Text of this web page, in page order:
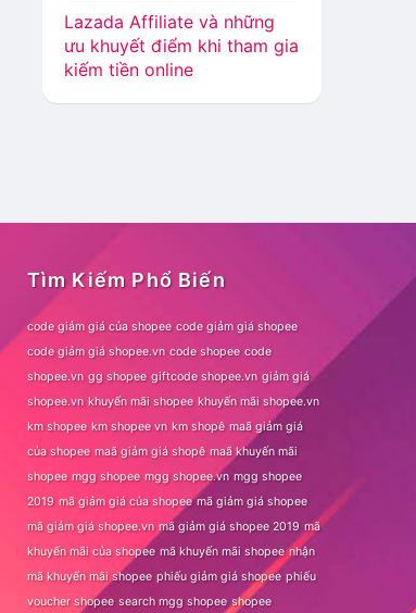
Lazada Affiliate và những
ưu khuyết điểm khi tham gia
kiếm tiền online
Tìm Kiếm Phổ Biến
code giảm giá của shopee code giảm giá shopee
code giảm giá shopee.vn code shopee code
shopee.vn gg shopee giftcode shopee.vn giảm giá
shopee.vn khuyến mãi shopee khuyến mãi shopee.vn
km shopee km shopee vn km shopê maã giảm giá
của shopee maã giảm giá shopê maã khuyến mãi
shopee mgg shopee mgg shopee.vn mgg shopee
2019 mã giảm giá của shopee mã giảm giá shopee
mã giảm giá shopee.vn mã giảm giá shopee 2019 mã
khuyến mãi của shopee mã khuyến mãi shopee nhận
mã khuyến mãi shopee phiếu giảm giá shopee phiếu
voucher shopee search mgg shopee shopee